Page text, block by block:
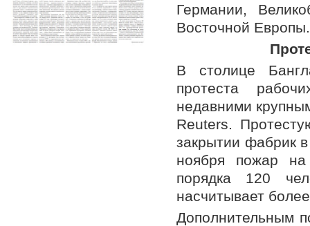
Германии,
Восточной Европы.
В столице
протеста
недавними
Reuters.
закрытии фабрик
ноября пожар
порядка 120
насчитывает
Дополнительным